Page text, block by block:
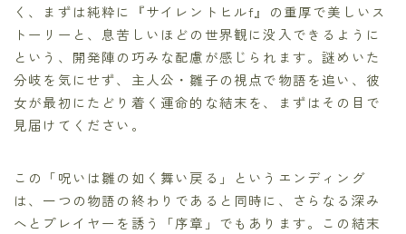
く、まずは純粋に『サイレントヒルf』の重厚で美しいス
トーリーと、息苦しいほどの世界観に没入できるように
という、開発陣の巧みな配慮が感じられます。謎めいた
分岐を気にせず、主人公・雛子の視点で物語を追い、彼
女が最初にたどり着く運命的な結末を、まずはその目で
見届けてください。
この「呪いは雛の如く舞い戻る」というエンディング
は、一つの物語の終わりであると同時に、さらなる深み
へとプレイヤーを誘う「序章」でもあります。この結末